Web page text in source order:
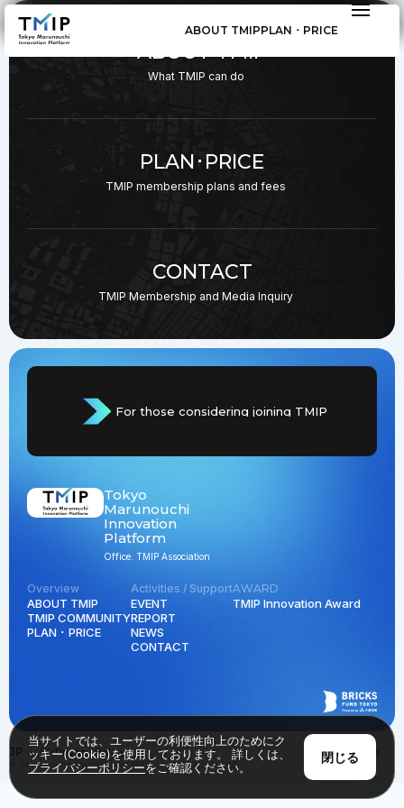
ABOUT TMIPPLAN ･ PRICE
ABOUT TMIP
What TMIP can do
PLAN･PRICE
TMIP membership plans and fees
CONTACT
TMIP Membership and Media Inquiry
For those considering joining TMIP
Tokyo
Marunouchi
Innovation
Platform
Office: TMIP Association
Overview
ABOUT TMIP
TMIP COMMUNITY
PLAN ･ PRICE
Activities / Support
EVENT
REPORT
NEWS
CONTACT
AWARD
TMIP Innovation Award
JP ENPrivacy Policy
© Tokyo Marunouchi Innovation Platform all rights reserved.
Back to Top
当サイトでは、ユーザーの利便性向上のためにク
ッキー(Cookie)を使用しております。 詳しくは、
プライバシーポリシーをご確認ください。
閉じる